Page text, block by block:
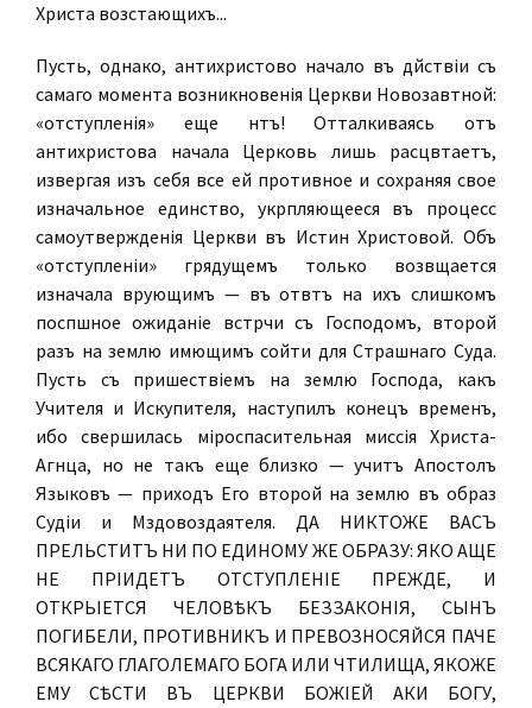
Христа возстающихъ...
Пусть, однако, антихристово начало въ дѣйствіи съ
самаго момента возникновенія Церкви Новозавѣтной:
«отступленія» еще нѣтъ! Отталкиваясь отъ
антихристова начала Церковь лишь расцвѣтаетъ,
извергая изъ себя все ей противное и сохраняя свое
изначальное единство, укрѣпляющееся въ процессѣ
самоутвержденія Церкви въ Истинѣ Христовой. Объ
«отступленіи» грядущемъ только возвѣщается
изначала вѣрующимъ — въ отвѣтъ на ихъ слишкомъ
поспѣшное ожиданіе встрѣчи съ Господомъ, второй
разъ на землю имѣющимъ сойти для Страшнаго Суда.
Пусть съ пришествіемъ на землю Господа, какъ
Учителя и Искупителя, наступилъ конецъ временъ,
ибо свершилась міроспасительная миссія Христа-
Агнца, но не такъ еще близко — учитъ Апостолъ
Языковъ — приходъ Его второй на землю въ образѣ
Судіи и Мздовоздаятеля. ДА НИКТОЖЕ ВАСЪ
ПРЕЛЬСТИТЪ НИ ПО ЕДИНОМУ ЖЕ ОБРАЗУ: ЯКО АЩЕ
НЕ ПРІИДЕТЪ ОТСТУПЛЕНІЕ ПРЕЖДЕ, И
ОТКРЬІЕТСЯ ЧЕЛОВѢКЪ БЕЗЗАКОНІЯ, СЫНЪ
ПОГИБЕЛИ, ПРОТИВНИКЪ И ПРЕВОЗНОСЯЙСЯ ПАЧЕ
ВСЯКАГО ГЛАГОЛЕМАГО БОГА ИЛИ ЧТИЛИЩА, ЯКОЖЕ
ЕМУ СѢСТИ ВЪ ЦЕРКВИ БОЖІЕЙ АКИ БОГУ,